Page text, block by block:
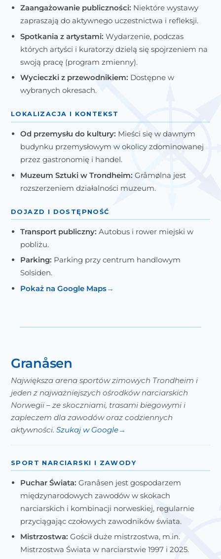
Zaangażowanie publiczności: Niektóre wystawy
zapraszają do aktywnego uczestnictwa i refleksji.
Spotkania z artystami: Wydarzenie, podczas
których artyści i kuratorzy dzielą się spojrzeniem na
swoją pracę (program zmienny).
Wycieczki z przewodnikiem: Dostępne w
wybranych okresach.
LOKALIZACJA I KONTEKST
Od przemysłu do kultury: Mieści się w dawnym
budynku przemysłowym w okolicy zdominowanej
przez gastronomię i handel.
Muzeum Sztuki w Trondheim: Gråmølna jest
rozszerzeniem działalności muzeum.
DOJAZD I DOSTĘPNOŚĆ
Transport publiczny: Autobus i rower miejski w
pobliżu.
Parking: Parking przy centrum handlowym
Solsiden.
Pokaż na Google Maps
Granåsen
Największa arena sportów zimowych Trondheim i
jeden z najważniejszych ośrodków narciarskich
Norwegii – ze skoczniami, trasami biegowymi i
zapleczem dla zawodów oraz codziennych
aktywności. Szukaj w Google
SPORT NARCIARSKI I ZAWODY
Puchar Świata: Granåsen jest gospodarzem
międzynarodowych zawodów w skokach
narciarskich i kombinacji norweskiej, regularnie
przyciągając czołowych zawodników świata.
Mistrzostwa: Gościł duże mistrzostwa, m.in.
Mistrzostwa Świata w narciarstwie 1997 i 2025.